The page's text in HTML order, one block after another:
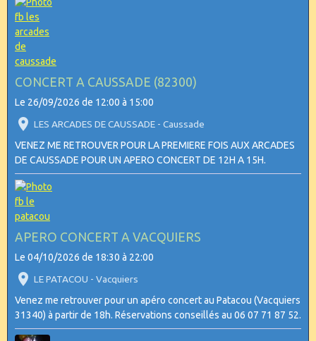
CONCERT A CAUSSADE (82300)
Le 26/09/2026 de 12:00 à 15:00
LES ARCADES DE CAUSSADE - Caussade
VENEZ ME RETROUVER POUR LA PREMIERE FOIS AUX ARCADES
DE CAUSSADE POUR UN APERO CONCERT DE 12H A 15H.
APERO CONCERT A VACQUIERS
Le 04/10/2026 de 18:30 à 22:00
LE PATACOU - Vacquiers
Venez me retrouver pour un apéro concert au Patacou (Vacquiers
31340) à partir de 18h. Réservations conseillés au 06 07 71 87 52.